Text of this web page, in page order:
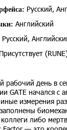
Русский,
Английский
Русский,
Присутствует
рабочий день в
GATE начался с
измерения
либо